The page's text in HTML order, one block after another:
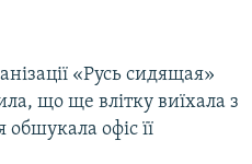
«Русь сидящая»
що ще влітку виїхала з
обшукала офіс її